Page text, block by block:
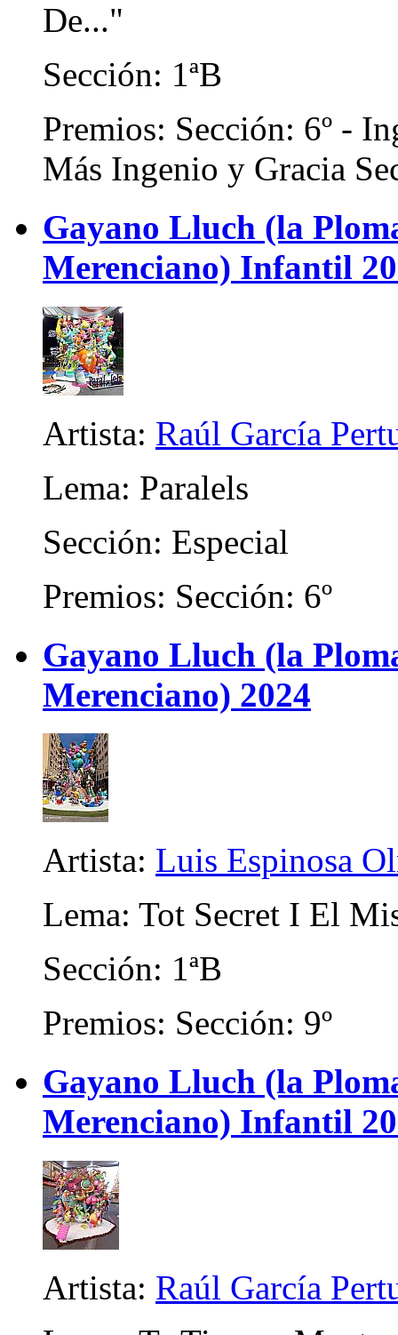
De..."
Sección: 1ªB
Premios: Sección: 6º -
Más Ingenio y Gracia
Gayano Lluch (la
Merenciano) Infantil
Artista: Raúl García
Lema: Paralels
Sección: Especial
Premios: Sección: 6º
Gayano Lluch (la
Merenciano) 2024
Artista: Luis Espinosa
Lema: Tot Secret I El
Sección: 1ªB
Premios: Sección: 9º
Gayano Lluch (la
Merenciano) Infantil
Artista: Raúl García